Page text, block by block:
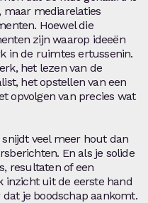
maar mediarelaties
Hoewel die
zijn waarop ideeën
in de ruimtes ertussenin.
het lezen van de
het opstellen van een
opvolgen van precies wat
veel meer hout dan
En als je solide
resultaten of een
inzicht uit de eerste hand
dat je boodschap aankomt.